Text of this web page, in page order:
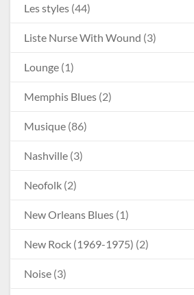
Les styles (44)
Liste Nurse With Wound (3)
Lounge (1)
Memphis Blues (2)
Musique (86)
Nashville (3)
Neofolk (2)
New Orleans Blues (1)
New Rock (1969-1975) (2)
Noise (3)